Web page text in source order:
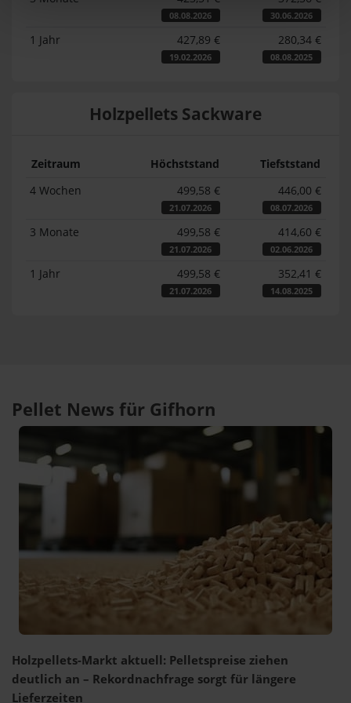
08.08.2026 30.06.2026
1 Jahr 427,89 €
19.02.2026
280,34 €
08.08.2025
Holzpellets Sackware
Zeitraum Höchststand
Tiefststand
4 Wochen
499,58 €
21.07.2026
446,00 €
08.07.2026
3 Monate 499,58 €
21.07.2026
414,60 €
02.06.2026
1 Jahr 499,58 €
21.07.2026
352,41 €
14.08.2025
Pellet News für Gifhorn
Holzpellets-Markt aktuell: Pelletspreise ziehen
deutlich an – Rekordnachfrage sorgt für längere
Lieferzeiten